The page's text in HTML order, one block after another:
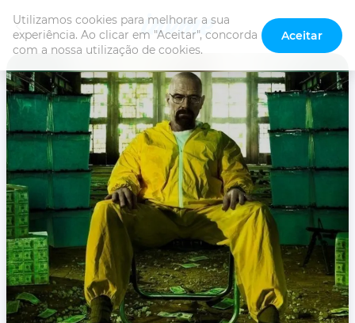
Utilizamos cookies para melhorar a sua
experiência. Ao clicar em "Aceitar", concorda
com a nossa utilização de cookies.
Aceitar